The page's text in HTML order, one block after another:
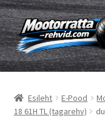
Liigu
navigeerimisele
Liigu
sisu
juurde
Rehvid
Sisekumm
Esileht E-Pood
18 61H TL (tagarehv)